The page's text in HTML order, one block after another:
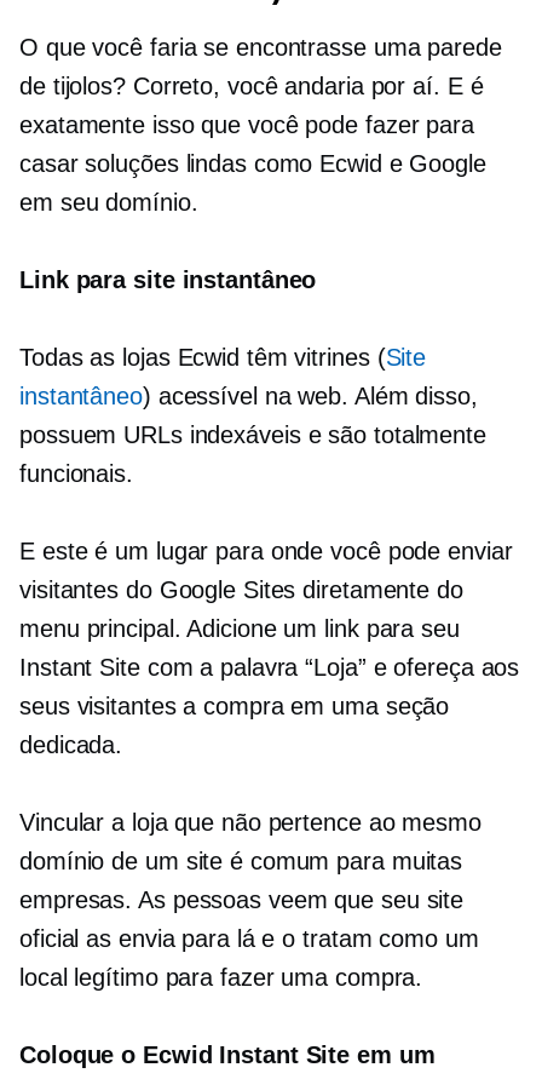
O que você faria se encontrasse uma parede
de tijolos? Correto, você andaria por aí. E é
exatamente isso que você pode fazer para
casar soluções lindas como Ecwid e Google
em seu domínio.
Link para site instantâneo
Todas as lojas Ecwid têm vitrines (Site
instantâneo) acessível na web. Além disso,
possuem URLs indexáveis ​​e são totalmente
funcionais.
E este é um lugar para onde você pode enviar
visitantes do Google Sites diretamente do
menu principal. Adicione um link para seu
Instant Site com a palavra “Loja” e ofereça aos
seus visitantes a compra em uma seção
dedicada.
Vincular a loja que não pertence ao mesmo
domínio de um site é comum para muitas
empresas. As pessoas veem que seu site
oficial as envia para lá e o tratam como um
local legítimo para fazer uma compra.
Coloque o Ecwid Instant Site em um